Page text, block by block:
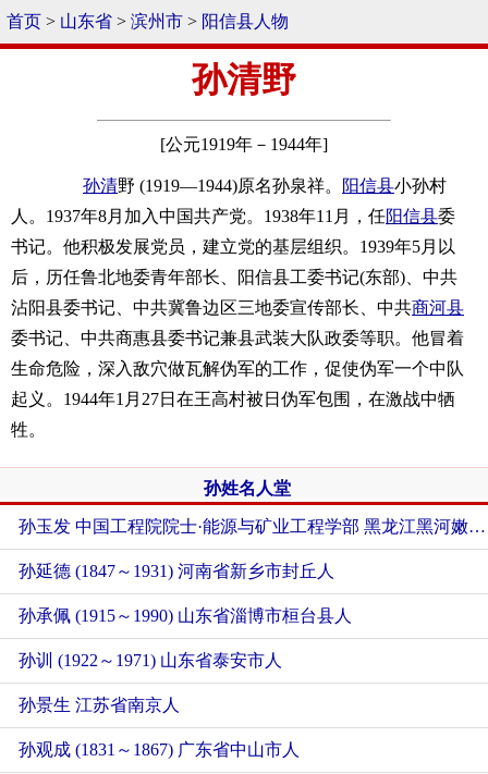
首页 > 山东省 > 滨州市 > 阳信县人物
孙清野
[公元1919年－1944年]
孙清野 (1919—1944)原名孙泉祥。 阳信县小孙村
人。1937年8月加入中国共产党。1938年11月，任阳信县委
书记。他积极发展党员，建立党的基层组织。1939年5月以
后，历任鲁北地委青年部长、阳信县工委书记(东部)、中共
沾阳县委书记、中共冀鲁边区三地委宣传部长、中共商河县
委书记、中共商惠县委书记兼县武装大队政委等职。他冒着
生命危险，深入敌穴做瓦解伪军的工作，促使伪军一个中队
起义。1944年1月27日在王高村被日伪军包围，在激战中牺
牲。
孙姓名人堂
孙玉发 中国工程院院士·能源与矿业工程学部 黑龙江黑河嫩江县人
孙延德 (1847～1931) 河南省新乡市封丘人
孙承佩 (1915～1990) 山东省淄博市桓台县人
孙训 (1922～1971) 山东省泰安市人
孙景生 江苏省南京人
孙观成 (1831～1867) 广东省中山市人